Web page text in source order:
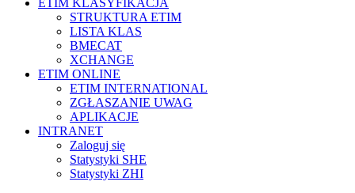
ETIM KLASYFIKACJA
STRUKTURA ETIM
LISTA KLAS
BMECAT
XCHANGE
ETIM ONLINE
ETIM INTERNATIONAL
ZGŁASZANIE UWAG
APLIKACJE
INTRANET
Zaloguj się
Statystyki SHE
Statystyki ZHI